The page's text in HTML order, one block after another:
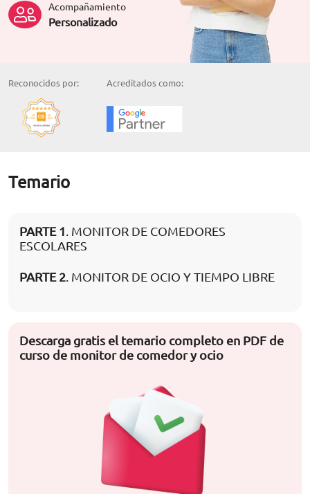
Acompañamiento
Personalizado
Reconocidos por: Acreditados como:
Temario
PARTE 1. MONITOR DE COMEDORES
ESCOLARES
PARTE 2. MONITOR DE OCIO Y TIEMPO LIBRE
Descarga gratis el temario completo en PDF de
curso de monitor de comedor y ocio